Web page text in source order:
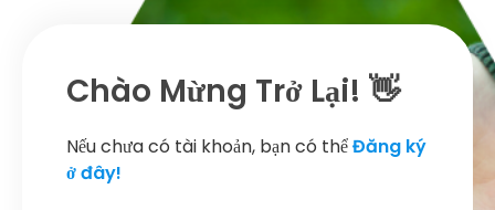
Chào Mừng Trở Lại! 👋
Nếu chưa có tài khoản, bạn có thểĐăng ký
ở đây!